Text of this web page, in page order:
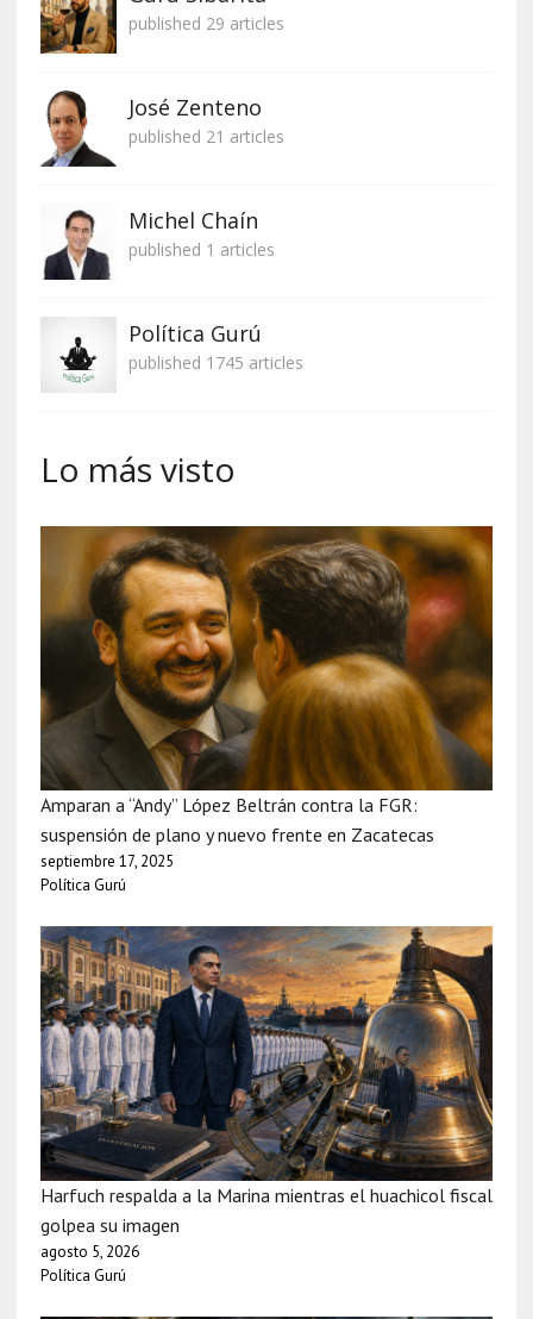
published 29 articles
José Zenteno
published 21 articles
Michel Chaín
published 1 articles
Política Gurú
published 1745 articles
Lo más visto
Amparan a “Andy” López Beltrán contra la FGR:
suspensión de plano y nuevo frente en Zacatecas
septiembre 17, 2025
Política Gurú
Harfuch respalda a la Marina mientras el huachicol fiscal
golpea su imagen
agosto 5, 2026
Política Gurú